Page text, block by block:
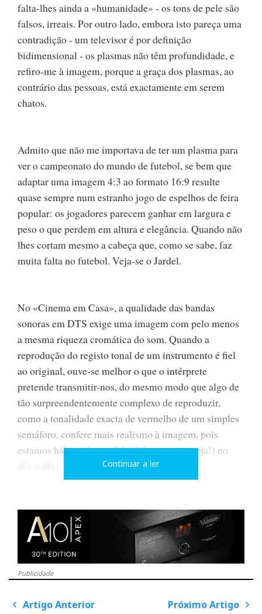
falta-lhes ainda a «humanidade» - os tons de pele são
falsos, irreais. Por outro lado, embora isto pareça uma
contradição - um televisor é por definição
bidimensional - os plasmas não têm profundidade, e
refiro-me à imagem, porque a graça dos plasmas, ao
contrário das pessoas, está exactamente em serem
chatos.
Admito que não me importava de ter um plasma para
ver o campeonato do mundo de futebol, se bem que
adaptar uma imagem 4:3 ao formato 16:9 resulte
quase sempre num estranho jogo de espelhos de feira
popular: os jogadores parecem ganhar em largura e
peso o que perdem em altura e elegância. Quando não
lhes cortam mesmo a cabeça que, como se sabe, faz
muita falta no futebol. Veja-se o Jardel.
No «Cinema em Casa», a qualidade das bandas
sonoras em DTS exige uma imagem com pelo menos
a mesma riqueza cromática do som. Quando a
reprodução do registo tonal de um instrumento é fiel
ao original, ouve-se melhor o que o intérprete
pretende transmitir-nos, do mesmo modo que algo de
tão surpreendentemente complexo de reproduzir,
como a tonalidade exacta de vermelho de um simples
semáforo, confere mais realismo à imagem, pois
estamos habituados a vê-lo (há quem não veja!) no
dia-a-dia.
Os melhores projectores continuam a ser os mamutes
de três tubos de nove polegadas do tipo CRT - um para
cada cor primária: vermelho, verde e azul. São
pesados, enormes, caros, barulhentos, aquecem que se
fartam e são difíceis de afinar - numa palavra são
às vãs tentativas dos fabricantes para obter a mesma
Continuar a ler
Publicidade
P
Artigo Anterior Próximo Artigo